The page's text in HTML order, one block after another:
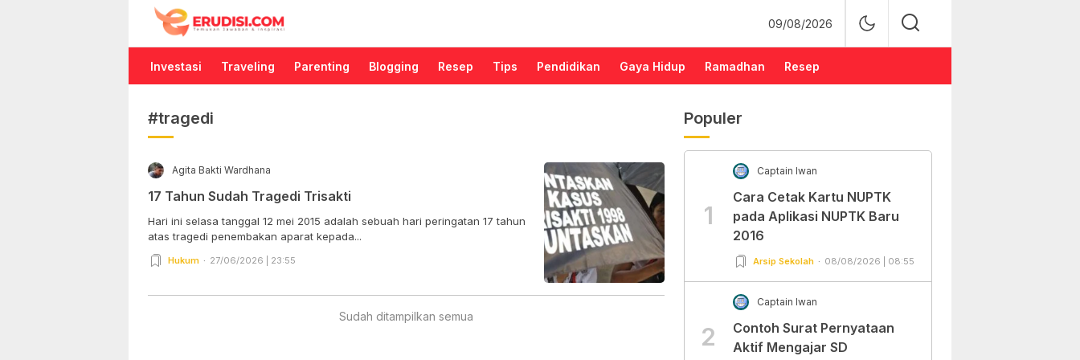
Erudisi
Temukan Jawaban dan Inspirasi
09/08/2026
Investasi Traveling Parenting Blogging Resep Tips Pendidikan Gaya Hidup Ramadhan Resep
#tragedi
Agita Bakti Wardhana
17 Tahun Sudah Tragedi Trisakti
Hari ini selasa tanggal 12 mei 2015 adalah sebuah hari peringatan 17 tahun
atas tragedi penembakan aparat kepada...
Hukum 27/06/2026 | 23:55
Sudah ditampilkan semua
Populer
1
Captain Iwan
Cara Cetak Kartu NUPTK
pada Aplikasi NUPTK Baru
2016
Arsip Sekolah 08/08/2026 | 08:55
2
Captain Iwan
Contoh Surat Pernyataan
Aktif Mengajar SD